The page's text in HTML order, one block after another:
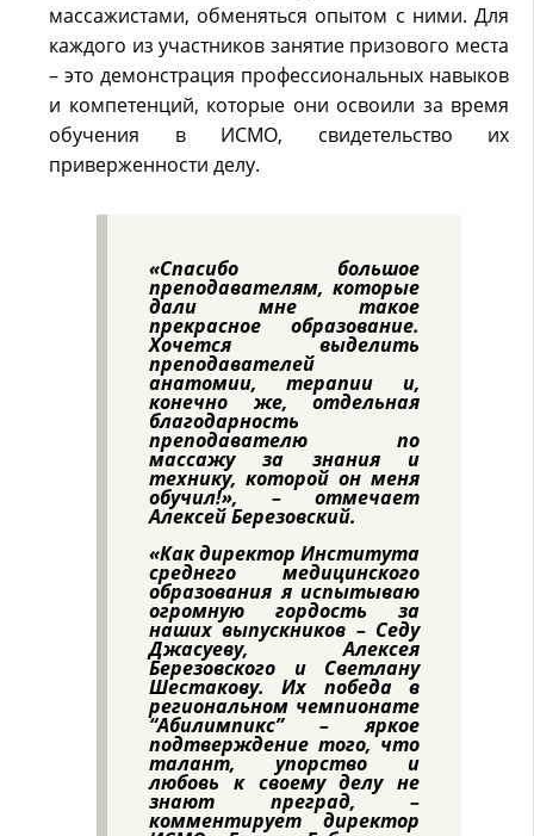
массажистами, обменяться опытом с ними. Для
каждого из участников занятие призового места
– это демонстрация профессиональных навыков
и компетенций, которые они освоили за время
обучения в ИСМО, свидетельство их
приверженности делу.
«Спасибо большое
преподавателям, которые
дали мне такое
прекрасное образование.
Хочется выделить
преподавателей
анатомии, терапии и,
конечно же, отдельная
благодарность
преподавателю по
массажу за знания и
технику, которой он меня
обучил!», – отмечает
Алексей Березовский.
«Как директор Института
среднего медицинского
образования я испытываю
огромную гордость за
наших выпускников – Седу
Джасуеву, Алексея
Березовского и Светлану
Шестакову. Их победа в
региональном чемпионате
“Абилимпикс” – яркое
подтверждение того, что
талант, упорство и
любовь к своему делу не
знают преград, –
комментирует директор